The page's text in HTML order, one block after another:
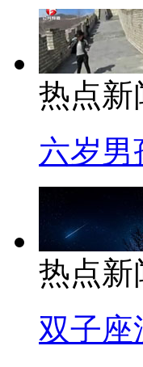
热点新
六岁
热点新
双子座